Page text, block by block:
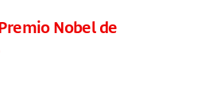
Nobel de